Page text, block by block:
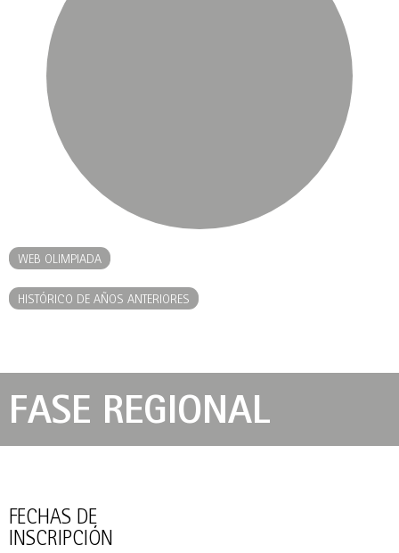
WEB OLIMPIADA
HISTÓRICO DE AÑOS ANTERIORES
FASE REGIONAL
FECHAS DE
INSCRIPCIÓN